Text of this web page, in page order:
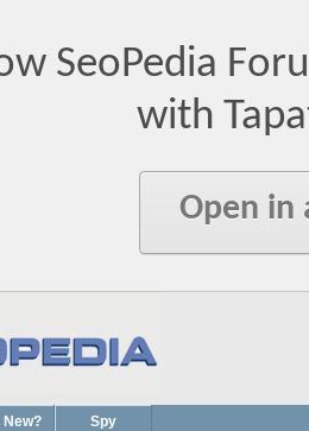
SeoPedia
with
Open in
New? Spy